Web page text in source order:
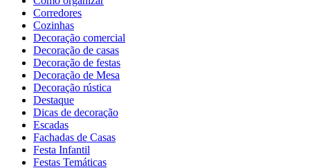
Corredores
Cozinhas
Decoração comercial
Decoração de casas
Decoração de festas
Decoração de Mesa
Decoração rústica
Destaque
Dicas de decoração
Escadas
Fachadas de Casas
Festa Infantil
Festas Temáticas